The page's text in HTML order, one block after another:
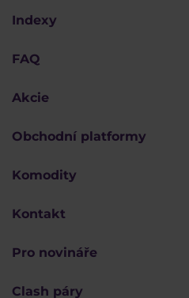
Indexy
FAQ
Akcie
Obchodní platformy
Komodity
Kontakt
Pro novináře
Clash páry